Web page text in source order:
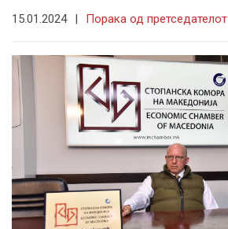
15.01.2024 | Порака од претседателот